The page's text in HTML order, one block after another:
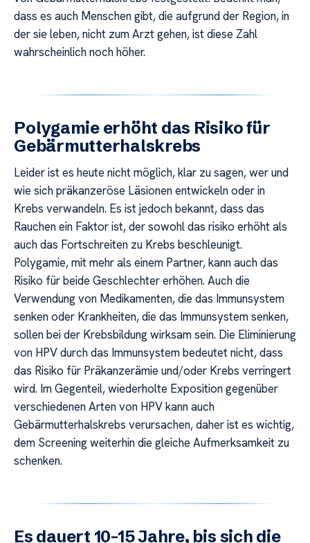
dass es auch Menschen gibt, die aufgrund der Region, in
der sie leben, nicht zum Arzt gehen, ist diese Zahl
wahrscheinlich noch höher.
Polygamie erhöht das Risiko für
Gebärmutterhalskrebs
Leider ist es heute nicht möglich, klar zu sagen, wer und
wie sich präkanzeröse Läsionen entwickeln oder in
Krebs verwandeln. Es ist jedoch bekannt, dass das
Rauchen ein Faktor ist, der sowohl das risiko erhöht als
auch das Fortschreiten zu Krebs beschleunigt.
Polygamie, mit mehr als einem Partner, kann auch das
Risiko für beide Geschlechter erhöhen. Auch die
Verwendung von Medikamenten, die das Immunsystem
senken oder Krankheiten, die das Immunsystem senken,
sollen bei der Krebsbildung wirksam sein. Die Eliminierung
von HPV durch das Immunsystem bedeutet nicht, dass
das Risiko für Präkanzerämie und/oder Krebs verringert
wird. Im Gegenteil, wiederholte Exposition gegenüber
verschiedenen Arten von HPV kann auch
Gebärmutterhalskrebs verursachen, daher ist es wichtig,
dem Screening weiterhin die gleiche Aufmerksamkeit zu
schenken.
Es dauert 10-15 Jahre, bis sich die